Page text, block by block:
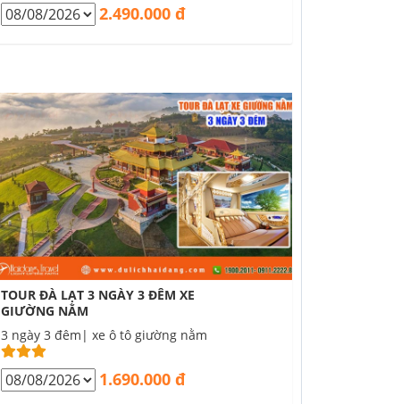
2.490.000 đ
TOUR ĐÀ LẠT 3 NGÀY 3 ĐÊM XE
GIƯỜNG NẰM
3 ngày 3 đêm| xe ô tô giường nằm
1.690.000 đ